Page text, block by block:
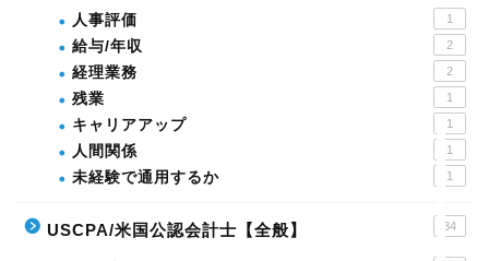
人事評価 1
給与/年収 2
経理業務 2
残業 1
キャリアアップ 1
人間関係 1
未経験で通用するか 1
USCPA/米国公認会計士【全般】 34